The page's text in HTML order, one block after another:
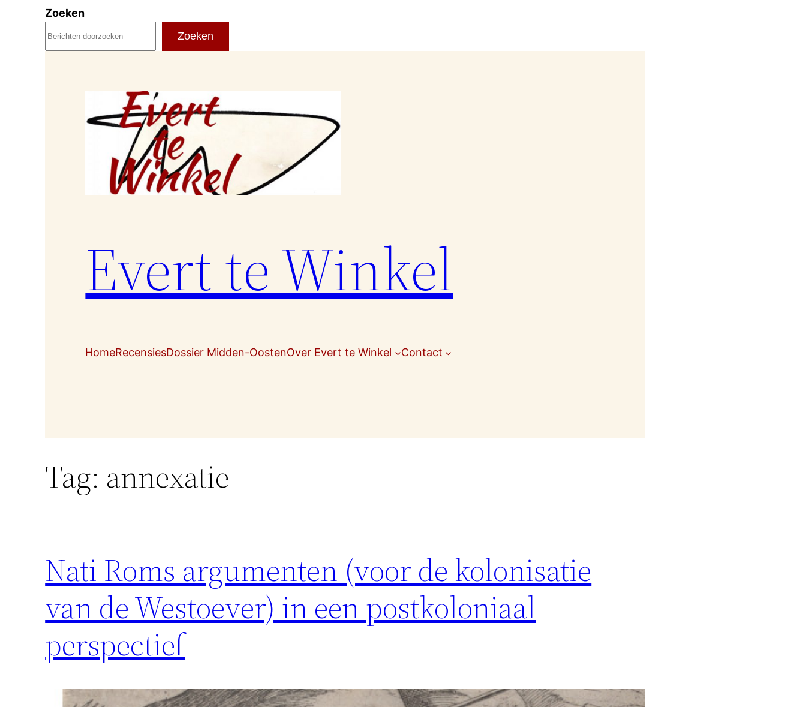
Zoeken
Zoeken
Evert te Winkel
HomeRecensiesDossier Midden-OostenOver Evert te Winkel Contact
Tag: annexatie
Nati Roms argumenten (voor de kolonisatie
van de Westoever) in een postkoloniaal
perspectief